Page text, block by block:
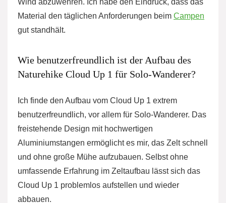
Wind abzuwehren. Ich habe den Eindruck, dass das
Material den täglichen Anforderungen beim Campen
gut standhält.
Wie benutzerfreundlich ist der Aufbau des
Naturehike Cloud Up 1 für Solo-Wanderer?
Ich finde den Aufbau vom Cloud Up 1 extrem
benutzerfreundlich, vor allem für Solo-Wanderer. Das
freistehende Design mit hochwertigen
Aluminiumstangen ermöglicht es mir, das Zelt schnell
und ohne große Mühe aufzubauen. Selbst ohne
umfassende Erfahrung im Zeltaufbau lässt sich das
Cloud Up 1 problemlos aufstellen und wieder
abbauen.